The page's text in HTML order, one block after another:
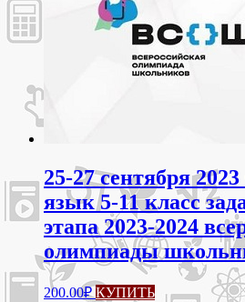
25-27 сентября
язык 5-11 класс
этапа 2023-2024
олимпиады
200.00₽ КУПИТЬ